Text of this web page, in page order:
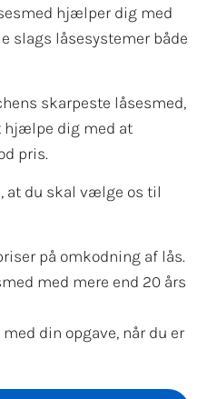
hjælper dig med
slags låsesystemer både
skarpeste låsesmed,
hjælpe dig med at
pris.
at du skal vælge os til
på omkodning af lås.
med mere end 20 års
din opgave, når du er